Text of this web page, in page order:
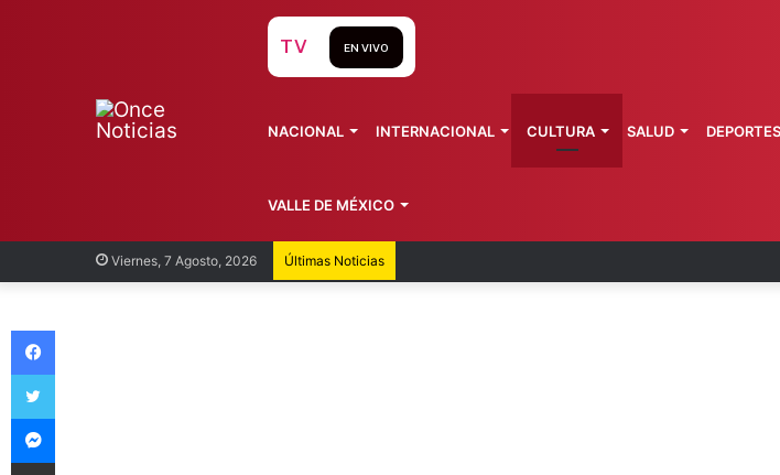
Viernes, 7 Agosto, 2026 Últimas Noticias
TV EN VIVO
NACIONAL INTERNACIONAL CULTURA SALUD DEPORTES
VALLE DE MÉXICO
Facebook
Twitter
Messenger
Compartir vía Email